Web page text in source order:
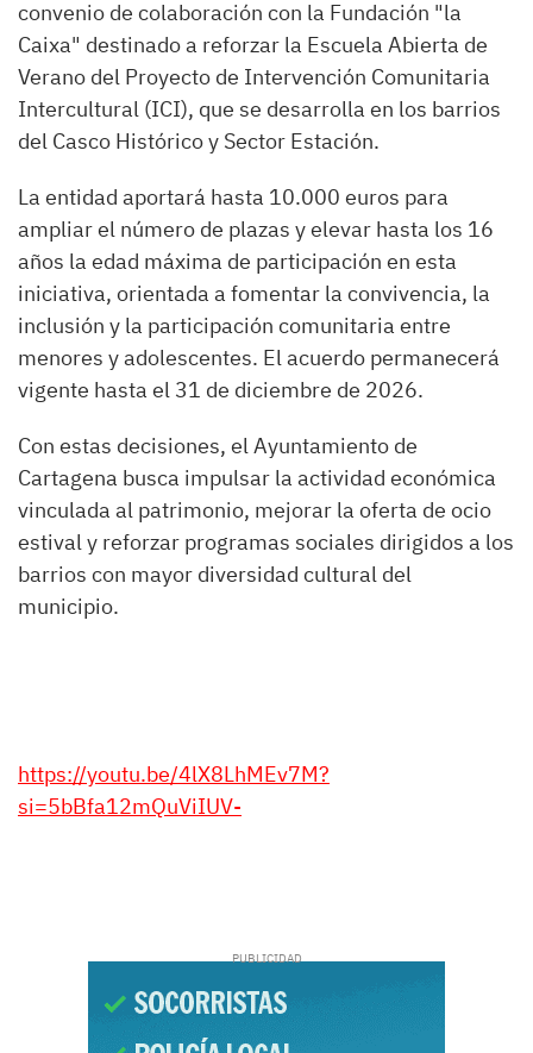
convenio de colaboración con la Fundación "la
Caixa" destinado a reforzar la Escuela Abierta de
Verano del Proyecto de Intervención Comunitaria
Intercultural (ICI), que se desarrolla en los barrios
del Casco Histórico y Sector Estación.
La entidad aportará hasta 10.000 euros para
ampliar el número de plazas y elevar hasta los 16
años la edad máxima de participación en esta
iniciativa, orientada a fomentar la convivencia, la
inclusión y la participación comunitaria entre
menores y adolescentes. El acuerdo permanecerá
vigente hasta el 31 de diciembre de 2026.
Con estas decisiones, el Ayuntamiento de
Cartagena busca impulsar la actividad económica
vinculada al patrimonio, mejorar la oferta de ocio
estival y reforzar programas sociales dirigidos a los
barrios con mayor diversidad cultural del
municipio.
https://youtu.be/4lX8LhMEv7M?
si=5bBfa12mQuViIUV-